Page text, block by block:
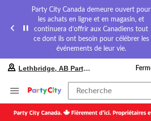
Party City Canada demeure ouvert pour
les achats en ligne et en magasin, et
continuera d’offrir aux Canadiens tout
ce dont ils ont besoin pour célébrer les
événements de leur vie.
préféré
Lethbridge,
Party
Lethbridge, AB Party City
Recherche